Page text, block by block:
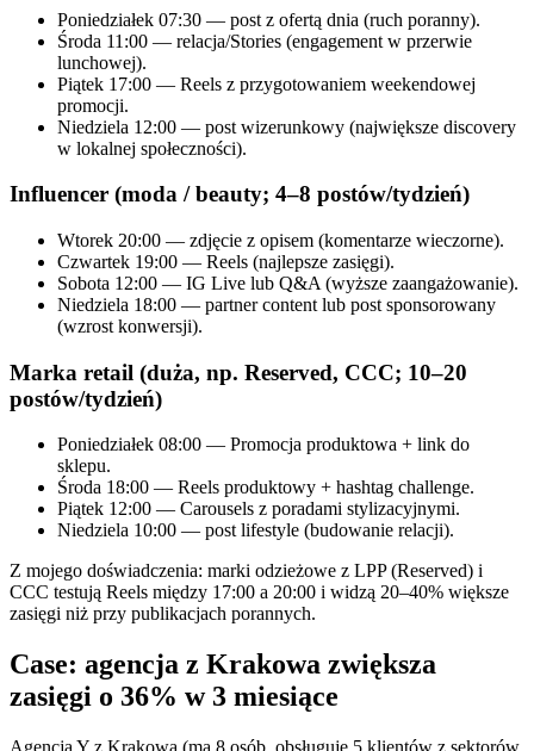
Poniedziałek 07:30 — post z ofertą dnia (ruch poranny).
Środa 11:00 — relacja/Stories (engagement w przerwie
lunchowej).
Piątek 17:00 — Reels z przygotowaniem weekendowej
promocji.
Niedziela 12:00 — post wizerunkowy (największe discovery
w lokalnej społeczności).
Influencer (moda / beauty; 4–8 postów/tydzień)
Wtorek 20:00 — zdjęcie z opisem (komentarze wieczorne).
Czwartek 19:00 — Reels (najlepsze zasięgi).
Sobota 12:00 — IG Live lub Q&A (wyższe zaangażowanie).
Niedziela 18:00 — partner content lub post sponsorowany
(wzrost konwersji).
Marka retail (duża, np. Reserved, CCC; 10–20
postów/tydzień)
Poniedziałek 08:00 — Promocja produktowa + link do
sklepu.
Środa 18:00 — Reels produktowy + hashtag challenge.
Piątek 12:00 — Carousels z poradami stylizacyjnymi.
Niedziela 10:00 — post lifestyle (budowanie relacji).
Z mojego doświadczenia: marki odzieżowe z LPP (Reserved) i
CCC testują Reels między 17:00 a 20:00 i widzą 20–40% większe
zasięgi niż przy publikacjach porannych.
Case: agencja z Krakowa zwiększa
zasięgi o 36% w 3 miesiące